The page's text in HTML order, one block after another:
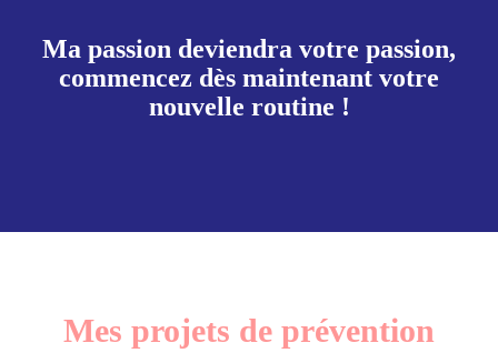
Ma passion deviendra votre passion,
commencez dès maintenant votre
nouvelle routine !
Mes projets de prévention